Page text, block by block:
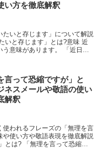
い方を徹底解釈
いと存じます」について解説
いと存じます」とは?意味 近
意味があります。 「近日
言って恐縮ですが」と
ネスメールや敬語の使い
解釈
われるフレーズの「無理を言
や使い方や敬語表現を徹底解説
とは? 「無理を言って恐縮で